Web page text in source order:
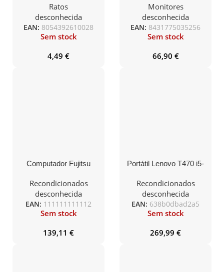
Ratos
desconhecida
EAN: 8054392610028
Sem stock
4,49 €
FHD 16:9 75Hz
Monitores
desconhecida
EAN: 8431775035256
Sem stock
66,90 €
Computador Fujitsu
6400T, 8Gb, 240Gb
SSD, W10Pro
Recondicionados
desconhecida
EAN: 111111111112
Sem stock
139,11 €
Portátil Lenovo T470 i5-
Touch FHD, W10Pro
Recondicionados
desconhecida
EAN: 638b0dbad2a5
Sem stock
269,99 €